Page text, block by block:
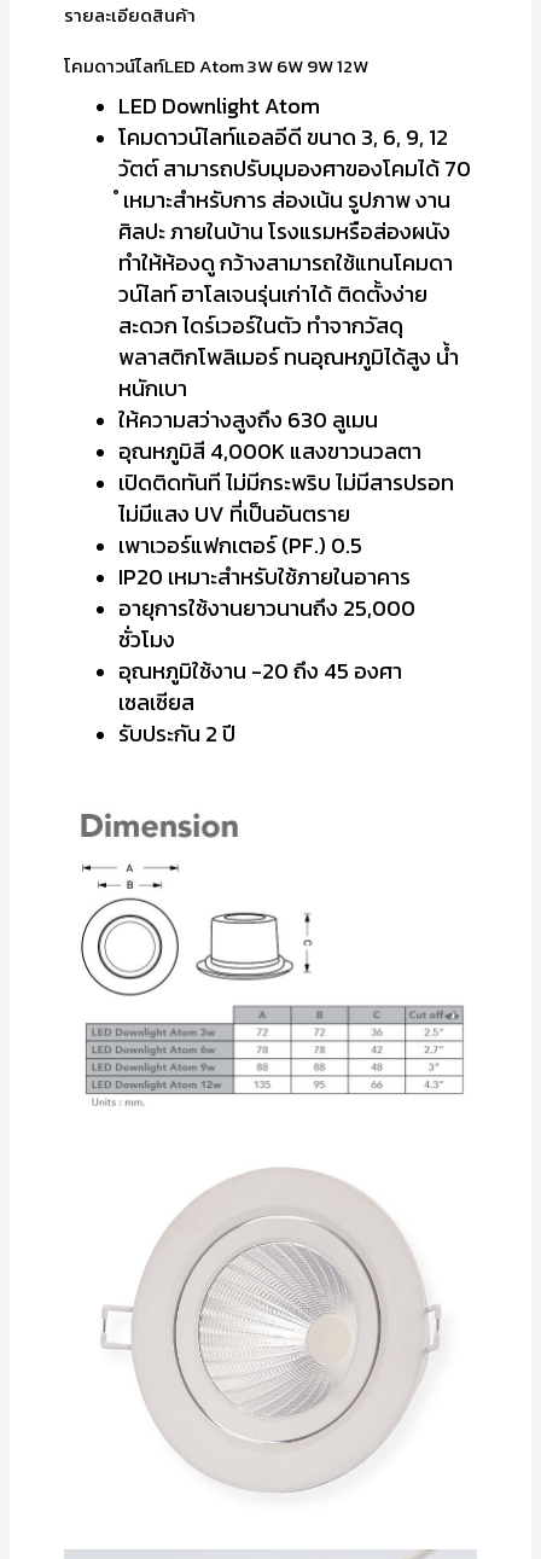
รายละเอียดสินค้า
โคมดาวน์ไลท์LED Atom 3W 6W 9W 12W
LED Downlight Atom
โคมดาวน์ไลท์แอลอีดี ขนาด 3, 6, 9, 12
วัตต์ สามารถปรับมุมองศาของโคมได้ 70
ํ เหมาะสำหรับการ ส่องเน้น รูปภาพ งาน
ศิลปะ ภายในบ้าน โรงแรมหรือส่องผนัง
ทำให้ห้องดู กว้างสามารถใช้แทนโคมดา
วน์ไลท์ ฮาโลเจนรุ่นเก่าได้ ติดตั้งง่าย
สะดวก ไดร์เวอร์ในตัว ทำจากวัสดุ
พลาสติกโพลิเมอร์ ทนอุณหภูมิได้สูง น้ำ
หนักเบา
ให้ความสว่างสูงถึง 630 ลูเมน
อุณหภูมิสี 4,000K แสงขาวนวลตา
เปิดติดทันที ไม่มีกระพริบ ไม่มีสารปรอท
ไม่มีแสง UV ที่เป็นอันตราย
เพาเวอร์แฟกเตอร์ (PF.) 0.5
IP20 เหมาะสำหรับใช้ภายในอาคาร
อายุการใช้งานยาวนานถึง 25,000
ชั่วโมง
อุณหภูมิใช้งาน -20 ถึง 45 องศา
เซลเซียส
รับประกัน 2 ปี